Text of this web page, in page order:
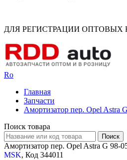
ДЛЯ РЕГИСТРАЦИИ ОПТОВЫХ
Ro
Главная
Запчасти
Амортизатор пер. Opel Astra
Поиск товара
Амортизатор пер. Opel Astra G 98-
MSK, Код 344011